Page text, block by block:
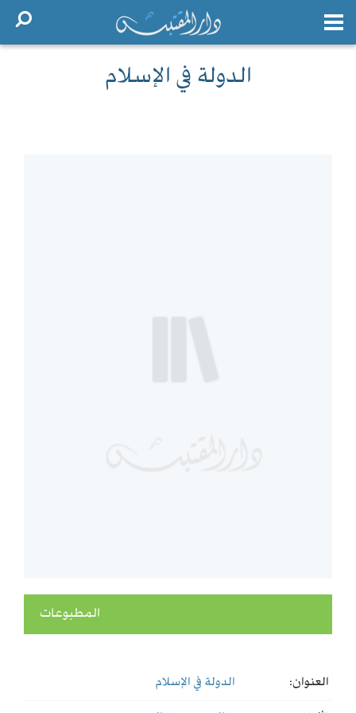
الدولة في الإسلام
المطبوعات
العنوان:
الدولة في الإسلام